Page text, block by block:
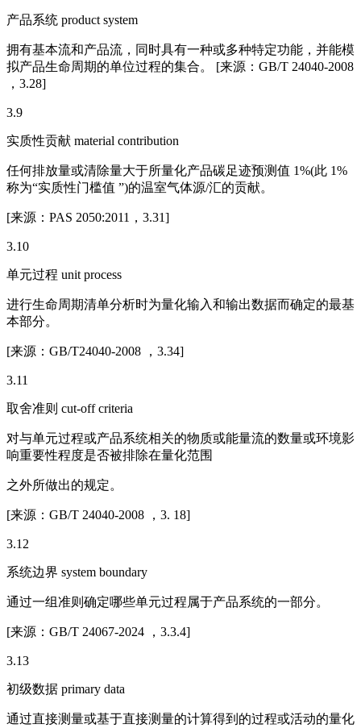
产品系统 product system
拥有基本流和产品流，同时具有一种或多种特定功能，并能模
拟产品生命周期的单位过程的集合。 [来源：GB/T 24040-2008
，3.28]
3.9
实质性贡献 material contribution
任何排放量或清除量大于所量化产品碳足迹预测值 1%(此 1%
称为“实质性门槛值 ”)的温室气体源/汇的贡献。
[来源：PAS 2050:2011，3.31]
3.10
单元过程 unit process
进行生命周期清单分析时为量化输入和输出数据而确定的最基
本部分。
[来源：GB/T24040-2008 ，3.34]
3.11
取舍准则 cut-off criteria
对与单元过程或产品系统相关的物质或能量流的数量或环境影
响重要性程度是否被排除在量化范围
之外所做出的规定。
[来源：GB/T 24040-2008 ，3. 18]
3.12
系统边界 system boundary
通过一组准则确定哪些单元过程属于产品系统的一部分。
[来源：GB/T 24067-2024 ，3.3.4]
3.13
初级数据 primary data
通过直接测量或基于直接测量的计算得到的过程或活动的量化